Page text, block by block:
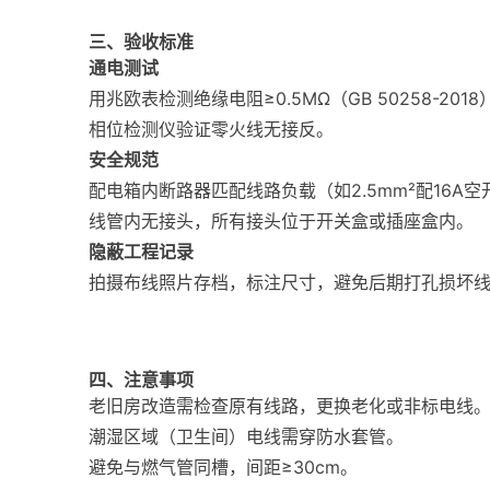
三、验收标准
通电测试
用兆欧表检测绝缘电阻≥0.5MΩ（GB 50258-2018）
相位检测仪验证零火线无接反。
安全规范
配电箱内断路器匹配线路负载（如2.5mm²配16A空
线管内无接头，所有接头位于开关盒或插座盒内。
隐蔽工程记录
拍摄布线照片存档，标注尺寸，避免后期打孔损坏线
四、注意事项
老旧房改造需检查原有线路，更换老化或非标电线。
潮湿区域（卫生间）电线需穿防水套管。
避免与燃气管同槽，间距≥30cm。